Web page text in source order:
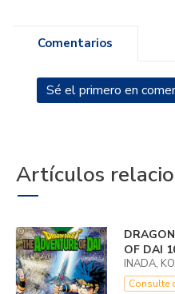
Comentarios
Sé el primero en
Artículos
OF DAI
INADA,
Consulte